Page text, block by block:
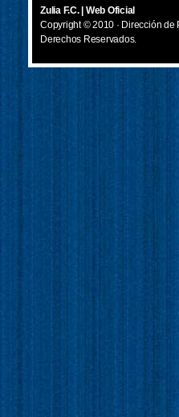
Zulia F.C. | Web Oficial
Copyright © 2010 · Dirección de
Derechos Reservados.